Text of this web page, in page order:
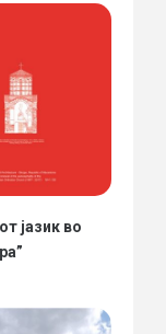
јазик во